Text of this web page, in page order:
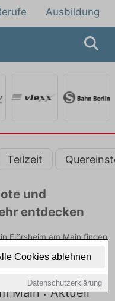
Cookies ablehnen
Datenschutzerklärung
Ausbildung
Teilzeit
und
entdecken
Flörsheim am Main finden
freie Optionen von Top-
heute.
Main : Aktuell